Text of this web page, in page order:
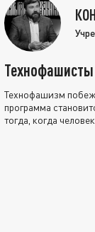
Технофашисты
Технофашизм
программа
тогда, когда